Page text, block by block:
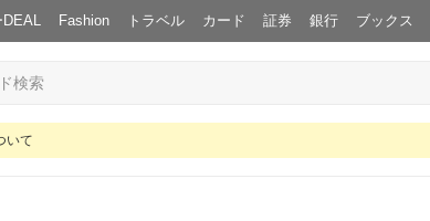
DEAL Fashion トラベル カード 証券 銀行 ブックス
いて